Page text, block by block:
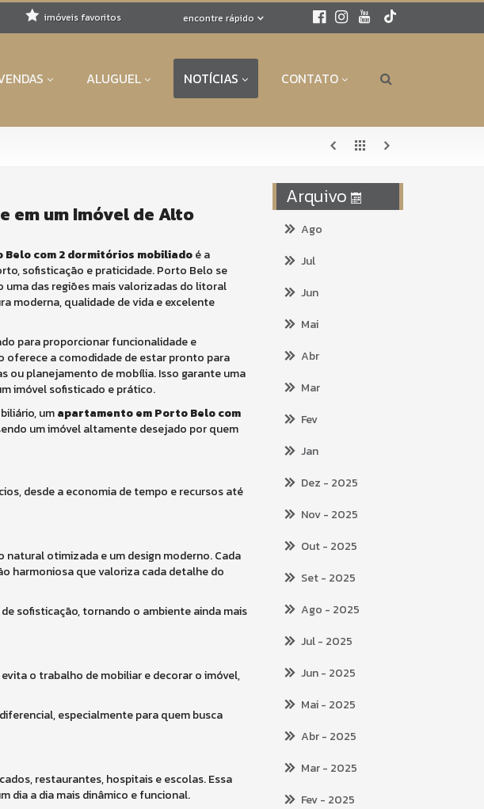
encontre rápido
imóveis favoritos
ALUGUEL NOTÍCIAS CONTATO
em um Imóvel de Alto
com 2 dormitórios mobiliadoé a
sofisticação e praticidade. Porto Belo se
das regiões mais valorizadas do litoral
moderna, qualidade de vida e excelente
para proporcionar funcionalidade e
oferece a comodidade de estar pronto para
ou planejamento de mobília. Isso garante uma
imóvel sofisticado e prático.
umapartamento em Porto Belo com
um imóvel altamente desejado por quem
desde a economia de tempo e recursos até
otimizada e um design moderno. Cada
harmoniosa que valoriza cada detalhe do
sofisticação, tornando o ambiente ainda mais
o trabalho de mobiliar e decorar o imóvel,
especialmente para quem busca
restaurantes, hospitais e escolas. Essa
dia a dia mais dinâmico e funcional.
Arquivo
Ago
Jul
Jun
Mai
Abr
Mar
Fev
Jan
Dez - 2025
Nov- 2025
Out- 2025
Set- 2025
Ago - 2025
Jul- 2025
Jun- 2025
Mai- 2025
Abr- 2025
Mar- 2025
Fev- 2025